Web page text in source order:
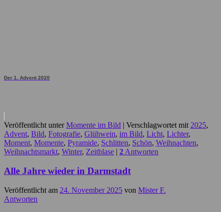
Der 1. Advent 2020
Veröffentlicht unter Momente im Bild | Verschlagwortet mit 2025,
Advent, Bild, Fotografie, Glühwein, im Bild, Licht, Lichter,
Moment, Momente, Pyramide, Schlitten, Schön, Weihnachten,
Weihnachtsmarkt, Winter, Zeitblase | 2 Antworten
Alle Jahre wieder in Darmstadt
Veröffentlicht am 24. November 2025 von Mister F.
Antworten